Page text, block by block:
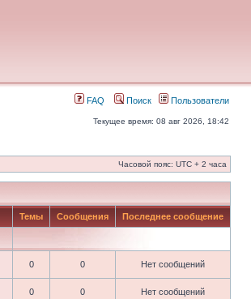
FAQ Поиск Пользователи
Текущее время: 08 авг 2026, 18:42
Часовой пояс: UTC + 2 часа
Темы Сообщения Последнее сообщение
0 0 Нет сообщений
0 0 Нет сообщений